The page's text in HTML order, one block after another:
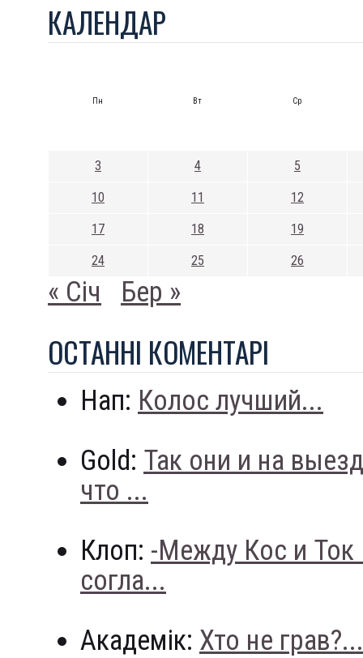
КАЛЕНДАР
Пн Вт Ср
3 4 5
10 11 12
17 18 19
24 25 26
« Січ Бер »
ОСТАННI КОМЕНТАРI
Нап: Колос лучший...
Gold: Так они и на
что ...
Клоп: -Между Кос и
согла...
Академік: Хто не грав?...